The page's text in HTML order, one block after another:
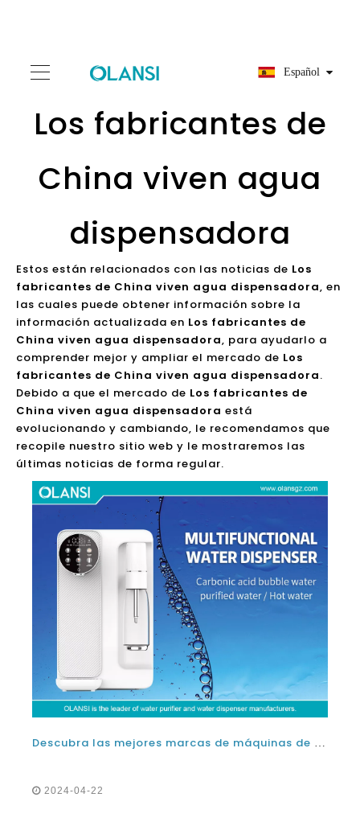
Español
Los fabricantes de
China viven agua
dispensadora
Estos están relacionados con las noticias de Los
fabricantes de China viven agua dispensadora, en
las cuales puede obtener información sobre la
información actualizada en Los fabricantes de
China viven agua dispensadora, para ayudarlo a
comprender mejor y ampliar el mercado de Los
fabricantes de China viven agua dispensadora.
Debido a que el mercado de Los fabricantes de
China viven agua dispensadora está
evolucionando y cambiando, le recomendamos que
recopile nuestro sitio web y le mostraremos las
últimas noticias de forma regular.
Descubra las mejores marcas de máquinas de agua espumosas de la encimera: que es el mejor fabricante de agua con gasolina
2024-04-22